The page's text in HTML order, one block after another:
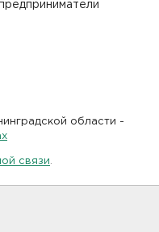
области -
связи